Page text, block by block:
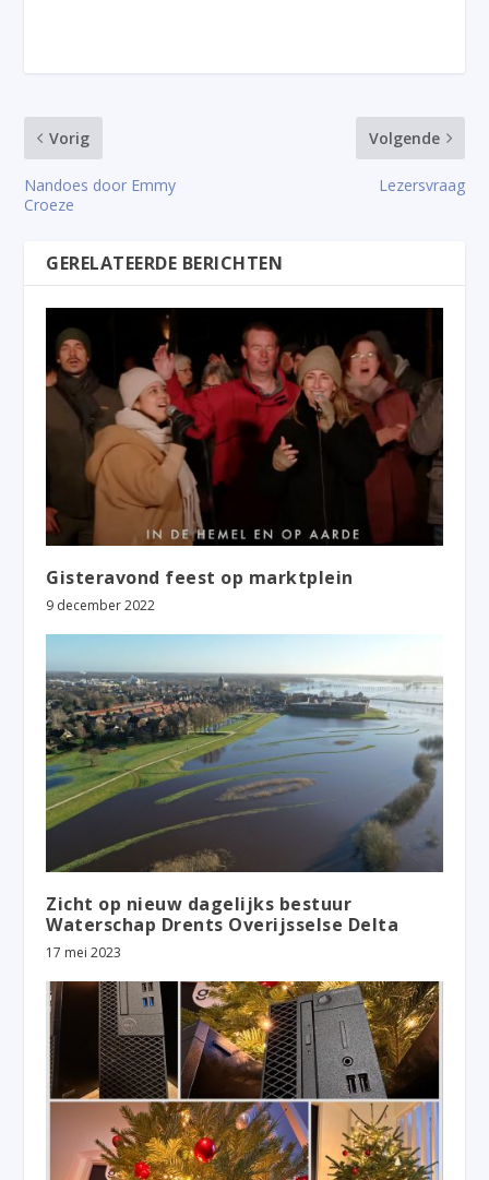
Vorig
Nandoes door Emmy
Croeze
Volgende
Lezersvraag
GERELATEERDE BERICHTEN
Gisteravond feest op marktplein
9 december 2022
Zicht op nieuw dagelijks bestuur
Waterschap Drents Overijsselse Delta
17 mei 2023